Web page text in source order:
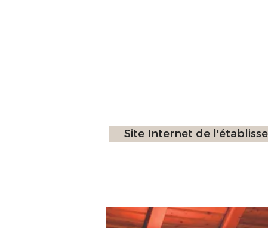
Site Internet de